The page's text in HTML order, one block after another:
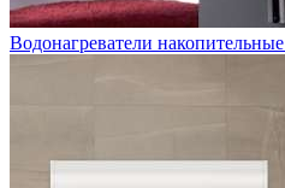
Водонагреватели